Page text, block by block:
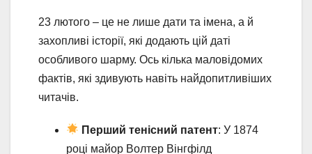
23 лютого – це не лише дати та імена, а й
захопливі історії, які додають цій даті
особливого шарму. Ось кілька маловідомих
фактів, які здивують навіть найдопитливіших
читачів.
Перший тенісний патент: У 1874
році майор Волтер Вінгфілд